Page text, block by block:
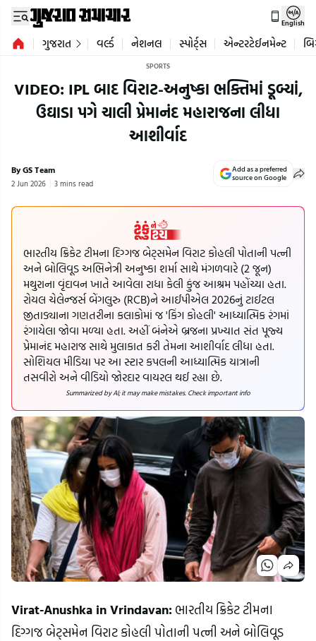
English
ગુજરાત વર્લ્ડ નેશનલ સ્પોર્ટ્સ એન્ટરટેઈનમેન્ટ
SPORTS
VIDEO: IPL બાદ વિરાટ-અનુષ્કા ભક્તિમાં ડૂબ્યાં,
ઉઘાડા પગે ચાલી પ્રેમાનંદ મહારાજના લીધા
આશીર્વાદ
By GS Team
2 Jun 2026 3 mins read
Add as a preferred
source on Google
ભારતીય ક્રિકેટ ટીમના દિગ્ગજ બેટ્સમેન વિરાટ કોહલી પોતાની પત્ની
અને બોલિવૂડ અભિનેત્રી અનુષ્કા શર્મા સાથે મંગળવારે (2 જૂન)
મથુરાના વૃંદાવન ખાતે આવેલા રાધા કેલી કુંજ આશ્રમ પહોંચ્યા હતા.
રોયલ ચેલેન્જર્સ બેંગલુરુ (RCB)ને આઈપીએલ 2026નું ટાઈટલ
જીતાડ્યાના ગણતરીના કલાકોમાં જ 'કિંગ કોહલી' આધ્યાત્મિક રંગમાં
રંગાયેલા જોવા મળ્યા હતા. અહીં બંનેએ બ્રજના પ્રખ્યાત સંત પૂજ્ય
પ્રેમાનંદ મહારાજ સાથે મુલાકાત કરી તેમના આશીર્વાદ લીધા હતા.
સોશિયલ મીડિયા પર આ સ્ટાર કપલની આધ્યાત્મિક યાત્રાની
તસવીરો અને વીડિયો જોરદાર વાયરલ થઈ રહ્યા છે.
Summarized by AI; it may make mistakes. Check important info
Virat-Anushka in Vrindavan:ભારતીય ક્રિકેટ ટીમના
દિગ્ગજ બેટ્સમેન વિરાટ કોહલી પોતાની પત્ની અને બોલિવૂડ